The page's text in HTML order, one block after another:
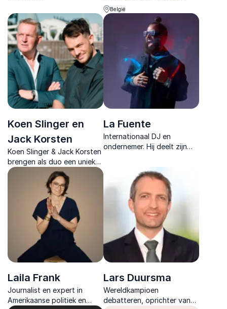
inzichten voor betere
besluitvorming en
leiderschap.
moleculaire oncologie &
delight denker. Als spreker
en CEO van Healthskouts
schetst hij een beeld op de
toekomst van de zorg.
België
Koen Slinger en
Jack Korsten
Koen Slinger & Jack Korsten
brengen als duo een unieke
mix van strategie,
technologie en
verandermanagement met
impactvolle AI-keynotes.
La Fuente
Internationaal DJ en
ondernemer. Hij deelt zijn
ondernemerschap en succes
in de muziekindustrie en
daarbuiten.
Laila Frank
Journalist en expert in
Amerikaanse politiek en
Lars Duursma
Wereldkampioen
debatteren, oprichter van